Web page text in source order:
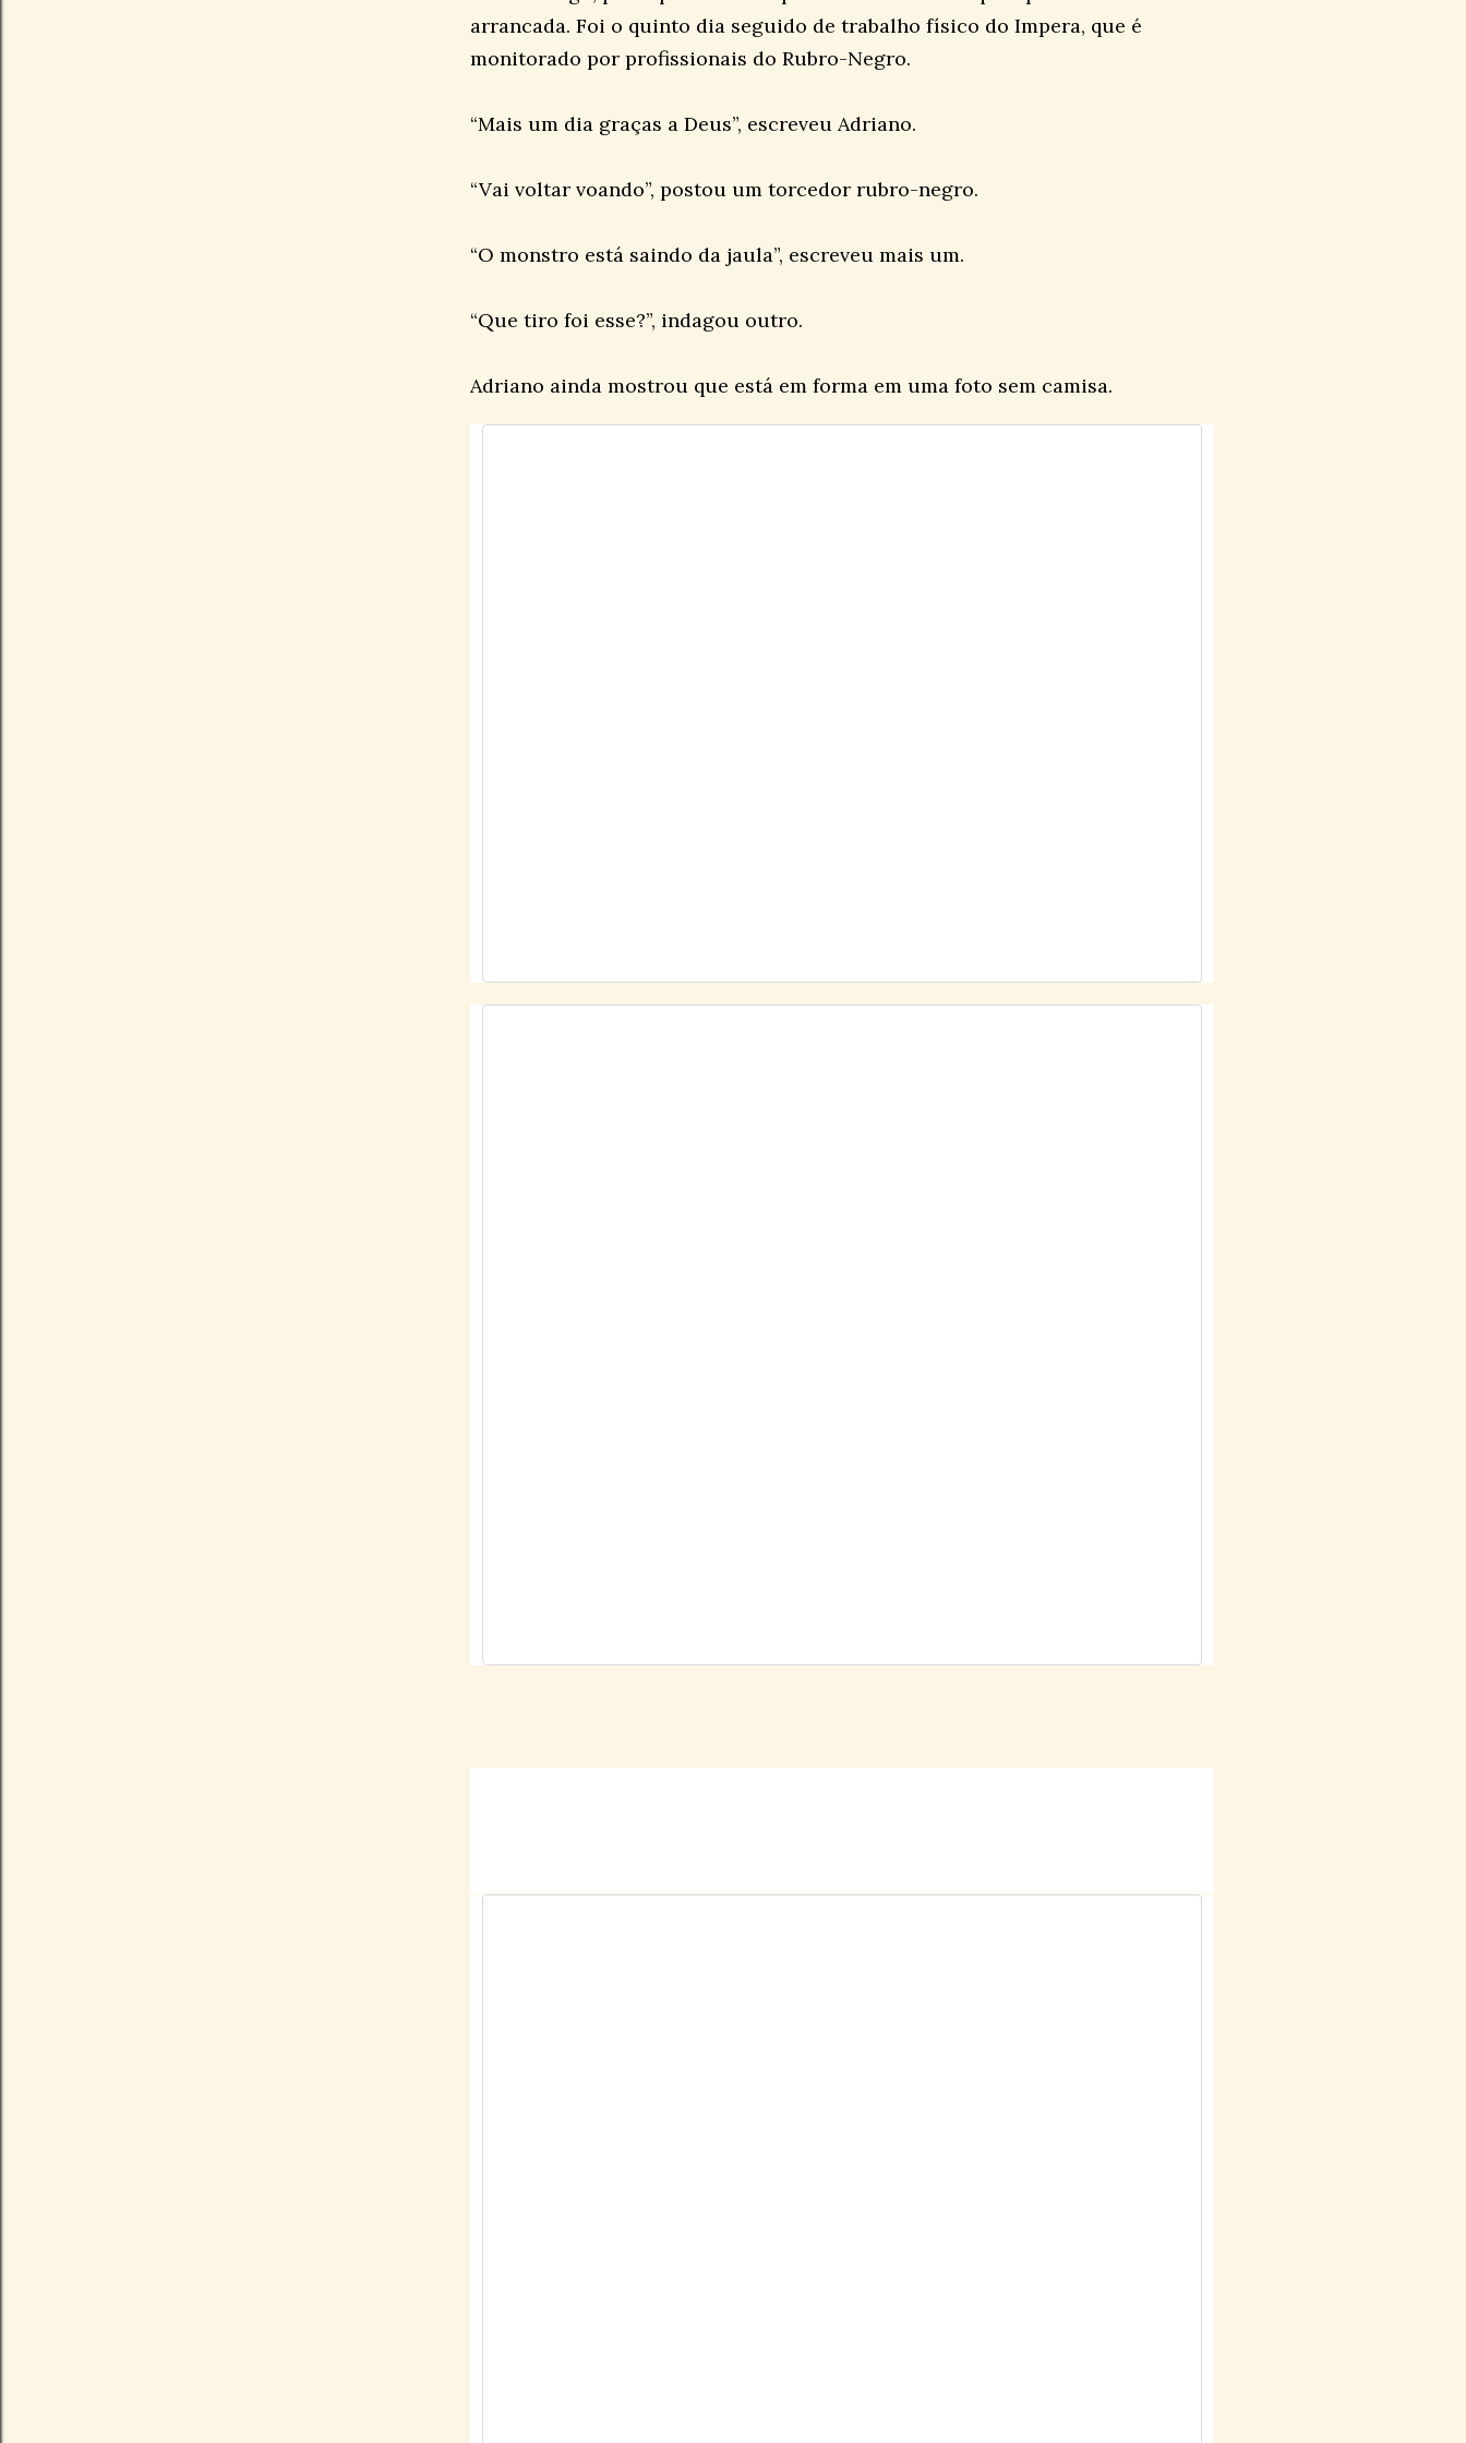
arrancada. Foi o quinto dia seguido de trabalho físico do Impera, que é
monitorado por profissionais do Rubro-Negro.
“Mais um dia graças a Deus”, escreveu Adriano.
“Vai voltar voando”, postou um torcedor rubro-negro.
“O monstro está saindo da jaula”, escreveu mais um.
“Que tiro foi esse?”, indagou outro.
Adriano ainda mostrou que está em forma em uma foto sem camisa.